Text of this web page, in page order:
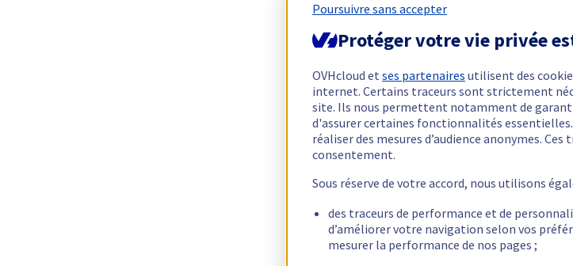
Poursuivre sans accepter
Protéger votre vie privée
OVHcloud et ses partenaires utilisent des
internet. Certains traceurs sont strictement
site. Ils nous permettent notamment de
d'assurer certaines fonctionnalités
réaliser des mesures d’audience anonymes.
consentement.
Sous réserve de votre accord, nous utilisons
des traceurs de performance et de
d’améliorer votre navigation selon vos
mesurer la performance de nos pages ;